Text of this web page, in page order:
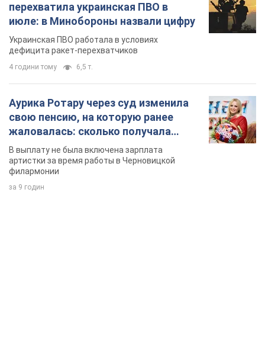
перехватила украинская ПВО в
июле: в Минобороны назвали цифру
Украинская ПВО работала в условиях
дефицита ракет-перехватчиков
4 години тому 6,5 т.
Аурика Ротару через суд изменила
свою пенсию, на которую ранее
жаловалась: сколько получала
певица
В выплату не была включена зарплата
артистки за время работы в Черновицкой
филармонии
за 9 годин